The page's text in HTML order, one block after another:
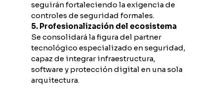
seguirán fortaleciendo la exigencia de
controles de seguridad formales.
5. Profesionalización del ecosistema
Se consolidará la figura del partner
tecnológico especializado en seguridad,
capaz de integrar infraestructura,
software y protección digital en una sola
arquitectura.